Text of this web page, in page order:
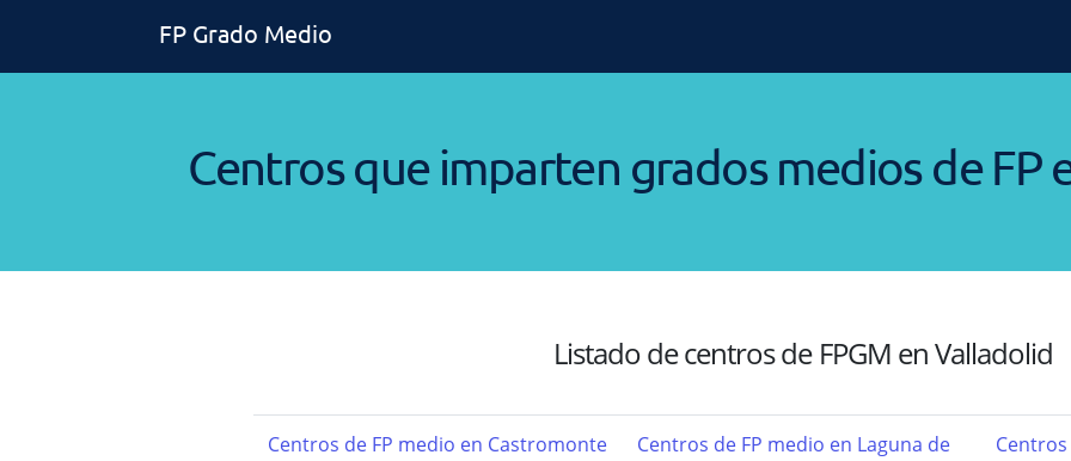
FP Grado Medio
Centros que imparten grados medios de FP
Listado de centros de FPGM en Valladolid
Centros de FP medio en Castromonte
Centros de FP medio en Laguna de